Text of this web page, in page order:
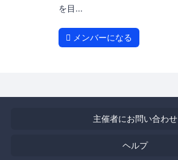
を目...
メンバーになる
主催者にお問い合わせ
ヘルプ